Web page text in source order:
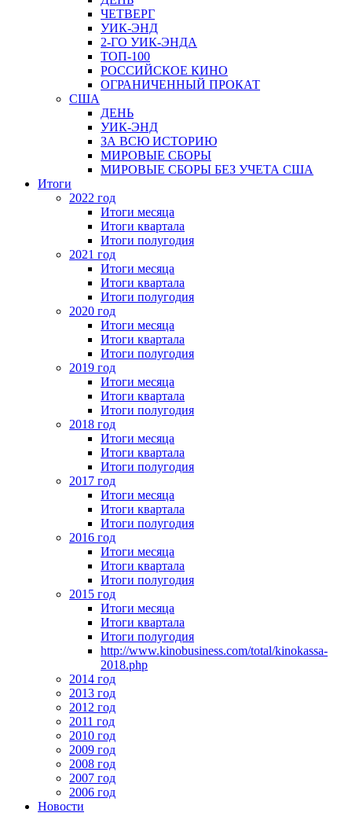
ЧЕТВЕРГ
УИК-ЭНД
2-ГО УИК-ЭНДА
ТОП-100
РОССИЙСКОЕ КИНО
ОГРАНИЧЕННЫЙ ПРОКАТ
США
ДЕНЬ
УИК-ЭНД
ЗА ВСЮ ИСТОРИЮ
МИРОВЫЕ СБОРЫ
МИРОВЫЕ СБОРЫ БЕЗ УЧЕТА США
Итоги
2022 год
Итоги месяца
Итоги квартала
Итоги полугодия
2021 год
Итоги месяца
Итоги квартала
Итоги полугодия
2020 год
Итоги месяца
Итоги квартала
Итоги полугодия
2019 год
Итоги месяца
Итоги квартала
Итоги полугодия
2018 год
Итоги месяца
Итоги квартала
Итоги полугодия
2017 год
Итоги месяца
Итоги квартала
Итоги полугодия
2016 год
Итоги месяца
Итоги квартала
Итоги полугодия
2015 год
Итоги месяца
Итоги квартала
Итоги полугодия
http://www.kinobusiness.com/total/kinokassa-
2018.php
2014 год
2013 год
2012 год
2011 год
2010 год
2009 год
2008 год
2007 год
2006 год
Новости